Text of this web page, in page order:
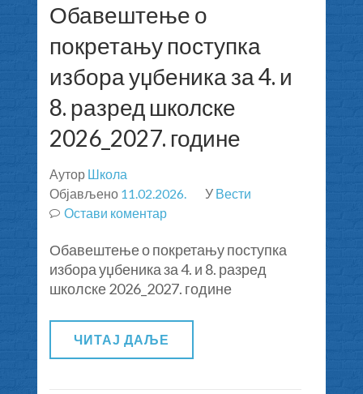
2026_2027.
године
Обавештење о
покретању поступка
избора уџбеника за 4. и
8. разред школске
2026_2027. године
Аутор Школа
Објављено 11.02.2026. У Вести
Остави коментар
о
покретању
поступка
за
Обавештење о покретању поступка
избора уџбеника за 4. и 8. разред
школске 2026_2027. године
ЧИТАЈ ДАЉЕ